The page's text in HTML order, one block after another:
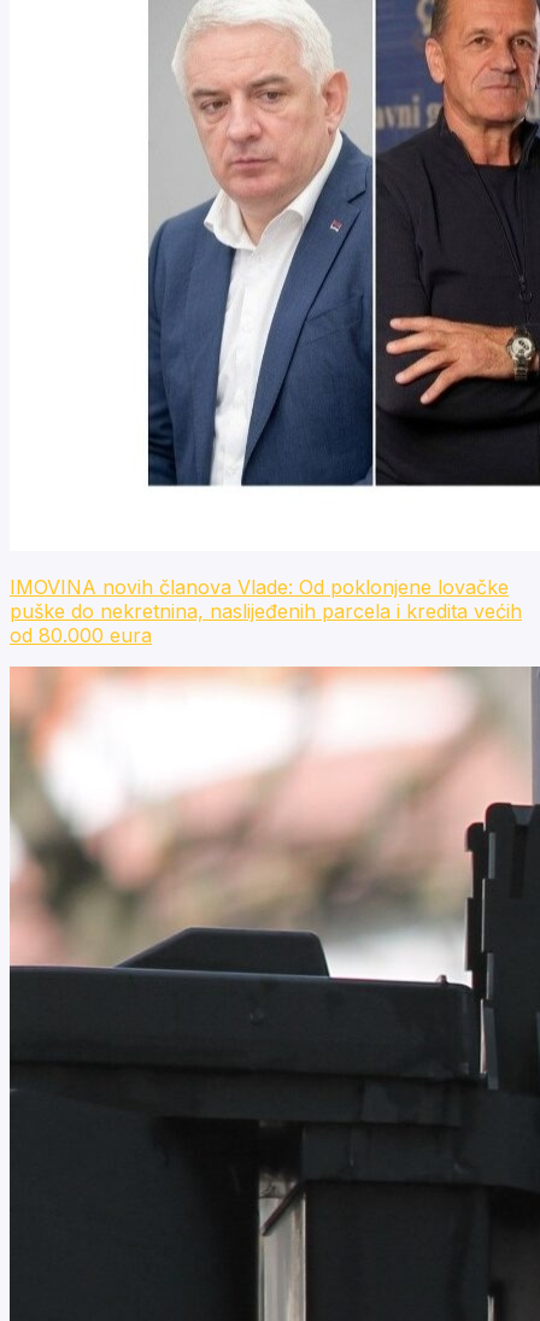
IMOVINA novih članova Vlade: Od poklonjene lovačke
puške do nekretnina, naslijeđenih parcela i kredita većih
od 80.000 eura